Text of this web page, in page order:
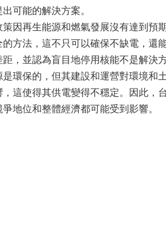
可能的解決方案。
因再生能源和燃氣發展沒有達到預
方法，這不只可以確保不缺電，還
，並認為盲目地停用核能不是解決
環保的，但其建設和運營對環境和
這使得其供電變得不穩定。因此，
地位和整體經濟都可能受到影響。